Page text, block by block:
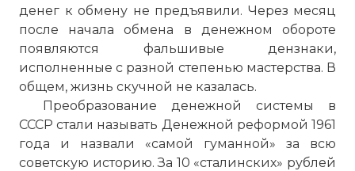
денег к обмену не предъявили. Через месяц
после начала обмена в денежном обороте
появляются фальшивые дензнаки,
исполненные с разной степенью мастерства. В
общем, жизнь скучной не казалась.
Преобразование денежной системы в
СССР стали называть Денежной реформой 1961
года и назвали «самой гуманной» за всю
советскую историю. За 10 «сталинских» рублей